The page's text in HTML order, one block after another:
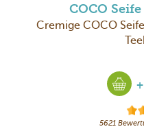
COCO
Cremige COCO
5621